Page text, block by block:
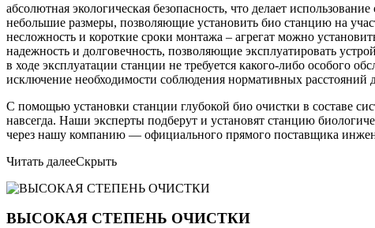
абсолютная экологическая безопасность, что делает
небольшие размеры, позволяющие установить био станцию на
несложность и короткие сроки монтажа – агрегат можно
надежность и долговечность, позволяющие эксплуатировать
в ходе эксплуатации станции не требуется какого-либо особого
исключение необходимости соблюдения нормативных
С помощью установки станции глубокой био очистки в составе
навсегда. Наши эксперты подберут и установят станцию
через нашу компанию — официального прямого поставщика
Читать далееСкрыть
ВЫСОКАЯ СТЕПЕНЬ ОЧИСТКИ